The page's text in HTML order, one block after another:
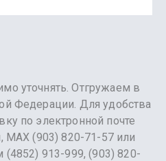
уточнять. Отгружаем в
Федерации. Для удобства
по электронной почте
MAX (903) 820-71-57 или
(4852) 913-999, (903) 820-